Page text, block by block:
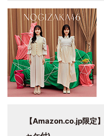
【Amazon.co.jp限定